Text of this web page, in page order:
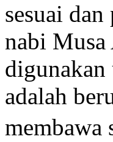
sesuai
nabi Musa
digunakan
adalah